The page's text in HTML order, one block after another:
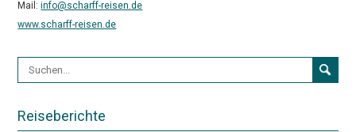
Mail:info@scharff-reisen.de
www.scharff-reisen.de
Suchformular
Reiseberichte